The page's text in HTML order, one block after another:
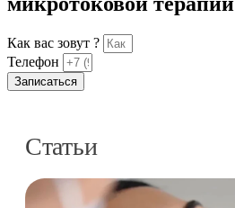
Как вас зовут ?
Телефон
Записаться
Статьи